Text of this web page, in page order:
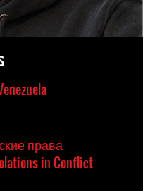
права
in Conflict